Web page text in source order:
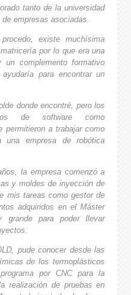
tanto de la universidad
empresas asociadas.
existe muchísima
por lo que era una
complemento formativo
para encontrar un
donde encontré, pero los
de software como
permitieron a trabajar como
una empresa de robótica
la empresa comenzó a
y moldes de inyección de
mis tareas como gestor de
adquiridos en el Máster
grande para poder llevar
pude conocer desde las
de los termoplásticos
por CNC para la
realización de pruebas en